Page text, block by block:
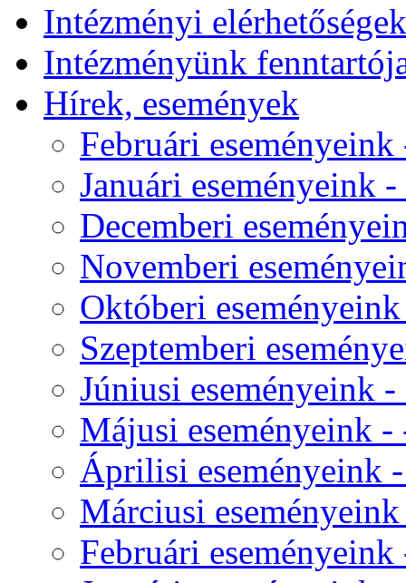
Intézményi elérhetőségek
Intézményünk
Hírek, események
Februári
Januári eseményeink
Decemberi
Novemberi
Októberi
Szeptemberi
Júniusi eseményeink
Májusi eseményeink
Áprilisi eseményeink
Márciusi
Februári